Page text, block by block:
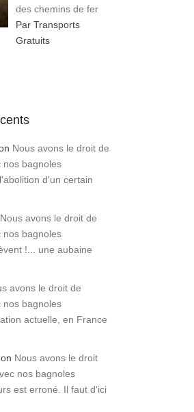
des chemins de fer
Par Transports
Gratuits
Nous avons le droit de
nos bagnoles
d'un certain
Nous avons le droit de
nos bagnoles
!... une aubaine
avons le droit de
nos bagnoles
actuelle, en France
on Nous avons le droit
nos bagnoles
est erroné. Il faut d'ici